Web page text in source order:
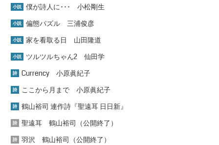
小説 僕が詩人に･･･ 小松剛生
小説 偏態パズル 三浦俊彦
小説 家を看取る日 山田隆道
小説 ツルツルちゃん2 仙田学
詩 Currency 小原眞紀子
詩 ここから月まで 小原眞紀子
詩 鶴山裕司 連作詩『聖遠耳 日日新』
詩 聖遠耳 鶴山裕司（公開終了）
詩 羽沢 鶴山裕司（公開終了）